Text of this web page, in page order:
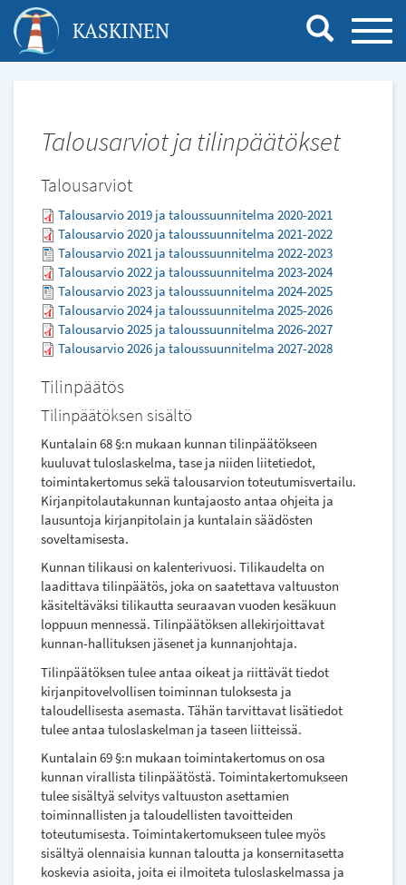
Hyppää
pääsisältöönKASKINEN
Talousarviot ja tilinpäätökset
Talousarviot
Talousarvio 2019 ja taloussuunnitelma 2020-2021
Talousarvio 2020 ja taloussuunnitelma 2021-2022
Talousarvio 2021 ja taloussuunnitelma 2022-2023
Talousarvio 2022 ja taloussuunnitelma 2023-2024
Talousarvio 2023 ja taloussuunnitelma 2024-2025
Talousarvio 2024 ja taloussuunnitelma 2025-2026
Talousarvio 2025 ja taloussuunnitelma 2026-2027
Talousarvio 2026 ja taloussuunnitelma 2027-2028
Tilinpäätös
Tilinpäätöksen sisältö
Kuntalain 68 §:n mukaan kunnan tilinpäätökseen
kuuluvat tuloslaskelma, tase ja niiden liitetiedot,
toimintakertomus sekä talousarvion toteutumisvertailu.
Kirjanpitolautakunnan kuntajaosto antaa ohjeita ja
lausuntoja kirjanpitolain ja kuntalain säädösten
soveltamisesta.
Kunnan tilikausi on kalenterivuosi. Tilikaudelta on
laadittava tilinpäätös, joka on saatettava valtuuston
käsiteltäväksi tilikautta seuraavan vuoden kesäkuun
loppuun mennessä. Tilinpäätöksen allekirjoittavat
kunnan-hallituksen jäsenet ja kunnanjohtaja.
Tilinpäätöksen tulee antaa oikeat ja riittävät tiedot
kirjanpitovelvollisen toiminnan tuloksesta ja
taloudellisesta asemasta. Tähän tarvittavat lisätiedot
tulee antaa tuloslaskelman ja taseen liitteissä.
Kuntalain 69 §:n mukaan toimintakertomus on osa
kunnan virallista tilinpäätöstä. Toimintakertomukseen
tulee sisältyä selvitys valtuuston asettamien
toiminnallisten ja taloudellisten tavoitteiden
toteutumisesta. Toimintakertomukseen tulee myös
sisältyä olennaisia kunnan taloutta ja konsernitasetta
koskevia asioita, joita ei ilmoiteta tuloslaskelmassa ja